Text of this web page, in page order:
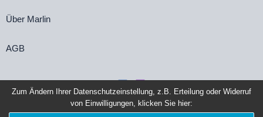
Über Marlin
AGB
Vertrag widerrufen
Zum Ändern Ihrer Datenschutzeinstellung, z.B. Erteilung oder Widerruf
von Einwilligungen, klicken Sie hier: